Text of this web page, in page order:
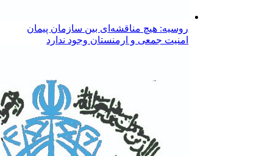
روسیه: هیچ مناقشه‌ای بین سازمان پیمان
امنیت جمعی و ارمنستان وجود ندارد